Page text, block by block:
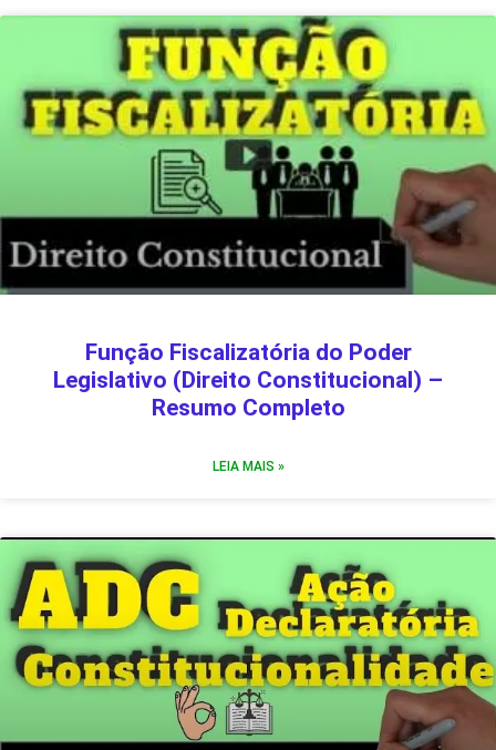
Função Fiscalizatória do Poder
Legislativo (Direito Constitucional) –
Resumo Completo
LEIA MAIS »